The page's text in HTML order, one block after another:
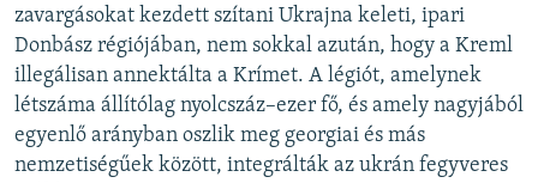
zavargásokat kezdett szítani Ukrajna keleti, ipari
Donbász régiójában, nem sokkal azután, hogy a Kreml
illegálisan annektálta a Krímet. A légiót, amelynek
létszáma állítólag nyolcszáz–ezer fő, és amely nagyjából
egyenlő arányban oszlik meg georgiai és más
nemzetiségűek között, integrálták az ukrán fegyveres